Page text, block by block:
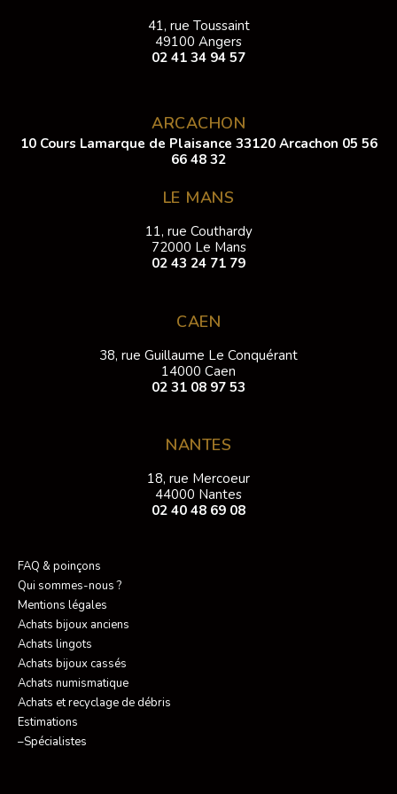
41, rue Toussaint
49100 Angers
02 41 34 94 57
ARCACHON
10 Cours Lamarque de Plaisance 33120 Arcachon 05 56
66 48 32
LE MANS
11, rue Couthardy
72000 Le Mans
02 43 24 71 79
CAEN
38, rue Guillaume Le Conquérant
14000 Caen
02 31 08 97 53
NANTES
18, rue Mercoeur
44000 Nantes
02 40 48 69 08
FAQ & poinçons
Qui sommes-nous ?
Mentions légales
Achats bijoux anciens
Achats lingots
Achats bijoux cassés
Achats numismatique
Achats et recyclage de débris
Estimations
–Spécialistes